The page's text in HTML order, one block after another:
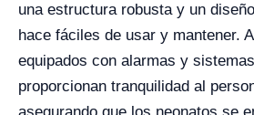
una estructura robusta y un
hace fáciles de usar y mantener.
equipados con alarmas y
proporcionan tranquilidad al